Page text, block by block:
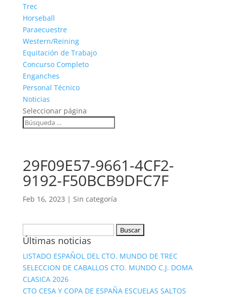
Trec
Horseball
Paraecuestre
Western/Reining
Equitación de Trabajo
Concurso Completo
Enganches
Personal Técnico
Noticias
Seleccionar página
29F09E57-9661-4CF2-
9192-F50BCB9DFC7F
Feb 16, 2023 | Sin categoría
Últimas noticias
LISTADO ESPAÑOL DEL CTO. MUNDO DE TREC
SELECCION DE CABALLOS CTO. MUNDO C.J. DOMA
CLASICA 2026
CTO CESA Y COPA DE ESPAÑA ESCUELAS SALTOS